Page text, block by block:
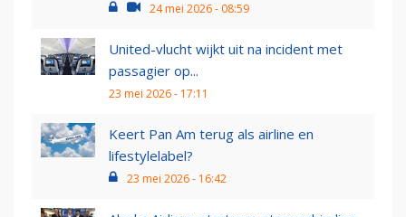
24 mei 2026 - 08:59
United-vlucht wijkt uit na incident met
passagier op...
23 mei 2026 - 17:11
Keert Pan Am terug als airline en
lifestylelabel?
23 mei 2026 - 16:42